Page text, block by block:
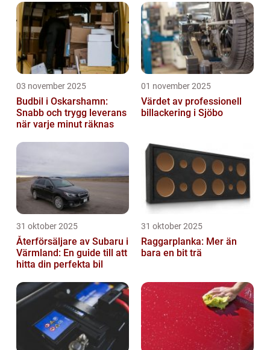
03 november 2025
Budbil i Oskarshamn:
Snabb och trygg leverans
när varje minut räknas
01 november 2025
Värdet av professionell
billackering i Sjöbo
31 oktober 2025
Återförsäljare av Subaru i
Värmland: En guide till att
hitta din perfekta bil
31 oktober 2025
Raggarplanka: Mer än
bara en bit trä